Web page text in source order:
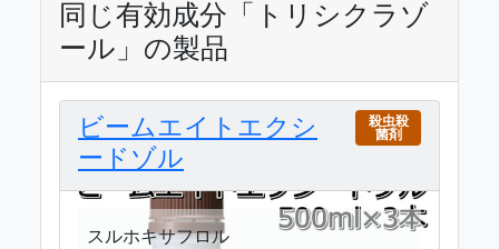
同じ有効成分「トリシクラゾ
ール」の製品
ビームエイトエクシ
ードゾル
殺虫殺
菌剤
スルホキサフロル